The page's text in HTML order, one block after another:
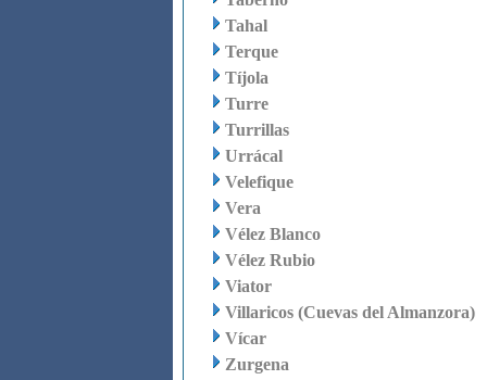
Tahal
Terque
Tíjola
Turre
Turrillas
Urrácal
Velefique
Vera
Vélez Blanco
Vélez Rubio
Viator
Villaricos (Cuevas del Almanzora)
Vícar
Zurgena